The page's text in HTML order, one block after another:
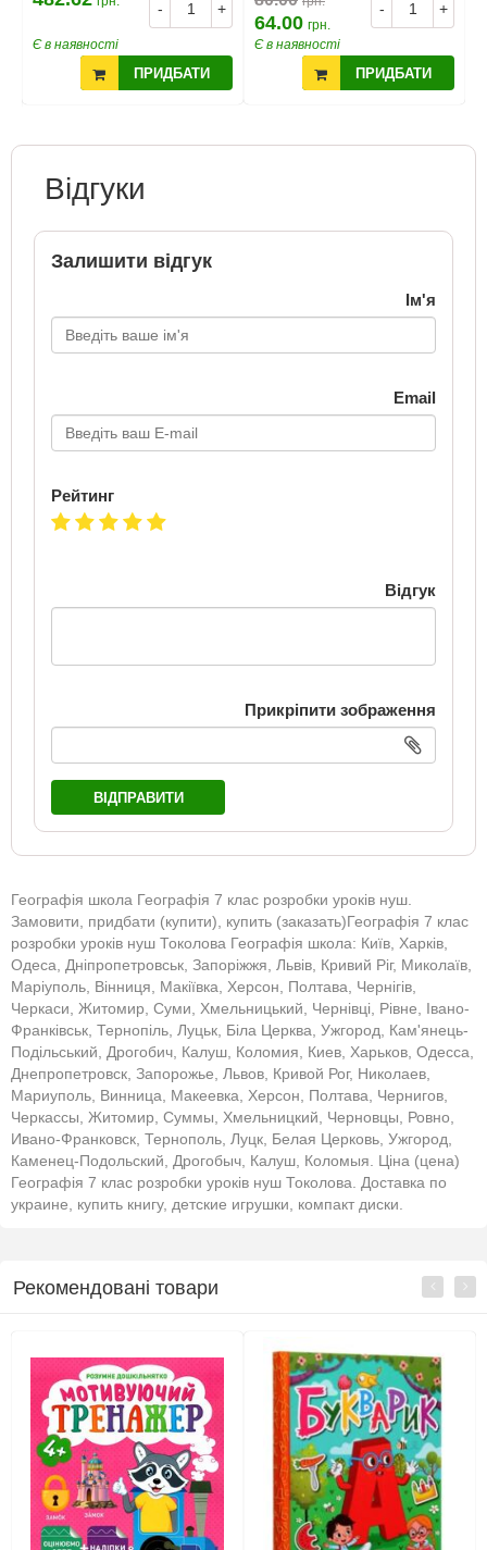
- +
Є в наявності
ПРИДБАТИ
- +
64.00 грн.
Є в наявності
ПРИДБАТИ
Відгуки
Залишити відгук
Ім'я
Email
Рейтинг
Відгук
Прикріпити зображення
ВІДПРАВИТИ
Географія школа Географія 7 клас розробки уроків нуш.
Замовити, придбати (купити), купить (заказать)Географія 7 клас
розробки уроків нуш Токолова Географія школа: Київ, Харків,
Одеса, Дніпропетровськ, Запоріжжя, Львів, Кривий Ріг, Миколаїв,
Маріуполь, Вінниця, Макіївка, Херсон, Полтава, Чернігів,
Черкаси, Житомир, Суми, Хмельницький, Чернівці, Рівне, Івано-
Франківськ, Тернопіль, Луцьк, Біла Церква, Ужгород, Кам'янець-
Подільський, Дрогобич, Калуш, Коломия, Киев, Харьков, Одесса,
Днепропетровск, Запорожье, Львов, Кривой Рог, Николаев,
Мариуполь, Винница, Макеевка, Херсон, Полтава, Чернигов,
Черкассы, Житомир, Суммы, Хмельницкий, Черновцы, Ровно,
Ивано-Франковск, Тернополь, Луцк, Белая Церковь, Ужгород,
Каменец-Подольский, Дрогобыч, Калуш, Коломыя. Ціна (цена)
Географія 7 клас розробки уроків нуш Токолова. Доставка по
украине, купить книгу, детские игрушки, компакт диски.
Рекомендовані товари